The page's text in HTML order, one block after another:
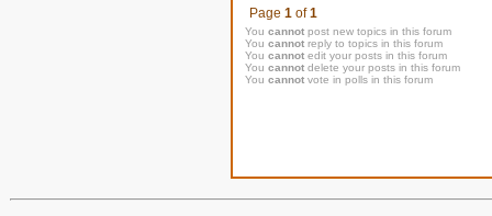
Page 1 of1
You cannot post new topics in this forum
You cannot reply to topics in this forum
You cannot edit your posts in this forum
You cannot delete your posts in this forum
You cannot vote in polls in this forum